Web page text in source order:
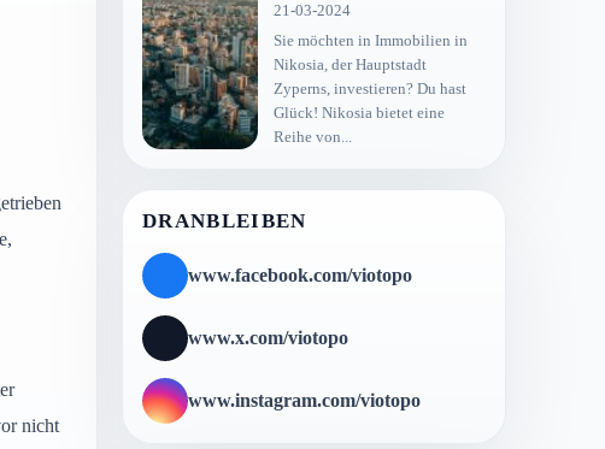
nicht
21-03-2024
Sie möchten in Immobilien in
Nikosia, der Hauptstadt
Zyperns, investieren? Du hast
Glück! Nikosia bietet eine
Reihe von...
DRANBLEIBEN
www.facebook.com/viotopo
www.x.com/viotopo
www.instagram.com/viotopo